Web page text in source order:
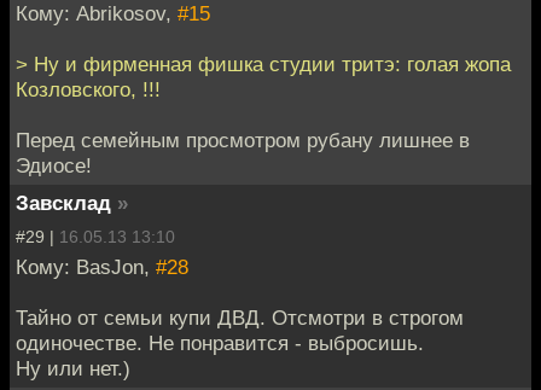
Кому: Abrikosov, #15
> Ну и фирменная фишка студии тритэ: голая жопа
Козловского, !!!
Перед семейным просмотром рубану лишнее в
Эдиосе!
Завсклад »
#29 | 16.05.13 13:10
Кому: BasJon, #28
Тайно от семьи купи ДВД. Отсмотри в строгом
одиночестве. Не понравится - выбросишь.
Ну или нет.)